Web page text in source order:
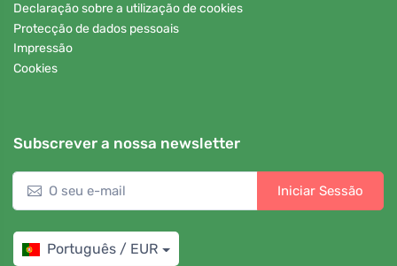
Declaração sobre a utilização de cookies
Protecção de dados pessoais
Impressão
Cookies
Subscrever a nossa newsletter
Iniciar Sessão
Português / EUR